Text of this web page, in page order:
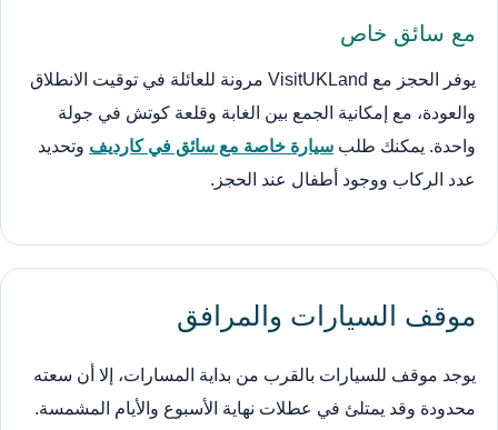
مع سائق خاص
يوفر الحجز مع VisitUKLand مرونة للعائلة في توقيت الانطلاق
والعودة، مع إمكانية الجمع بين الغابة وقلعة كوتش في جولة
واحدة. يمكنك طلب سيارة خاصة مع سائق في كارديف وتحديد
عدد الركاب ووجود أطفال عند الحجز.
موقف السيارات والمرافق
يوجد موقف للسيارات بالقرب من بداية المسارات، إلا أن سعته
محدودة وقد يمتلئ في عطلات نهاية الأسبوع والأيام المشمسة.